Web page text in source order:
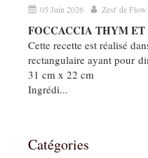
05 Juin 2026 Zest' de Flow
FOCCACCIA THYM
Cette recette est réalisé
rectangulaire ayant pour
31 cm x 22 cm
Ingrédi...
Catégories